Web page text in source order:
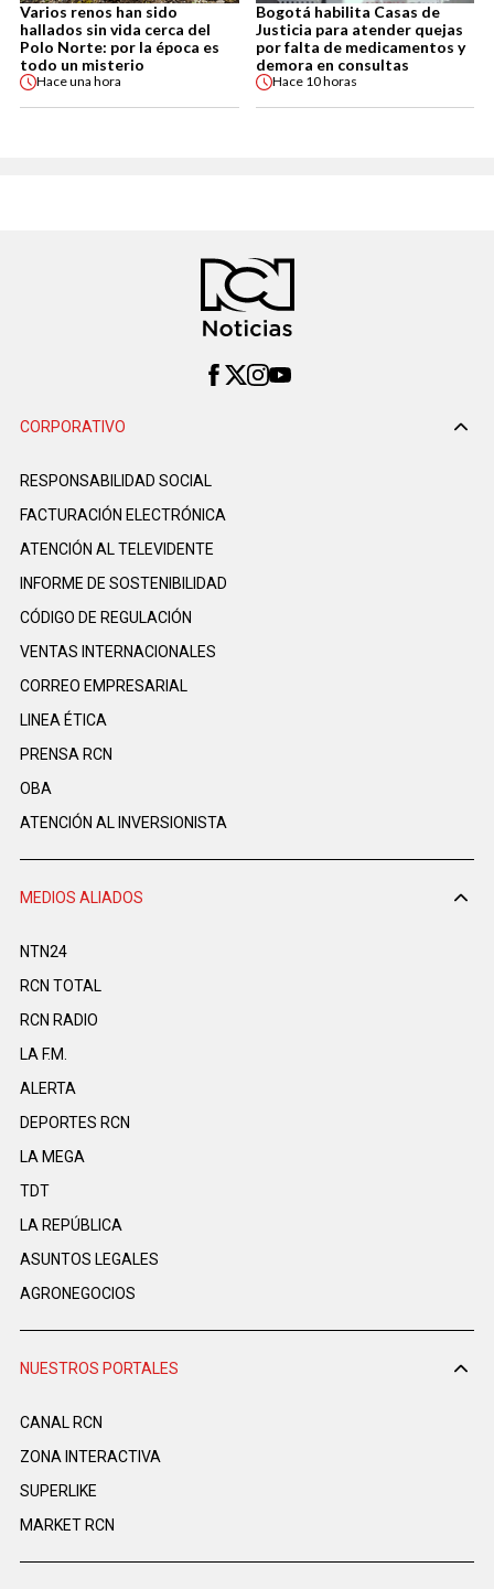
Varios renos han sido
hallados sin vida cerca del
Polo Norte: por la época es
todo un misterio
Haceuna hora
Bogotá habilita Casas de
Justicia para atender quejas
por falta de medicamentos y
demora en consultas
Hace 10 horas
CORPORATIVO
RESPONSABILIDAD SOCIAL
FACTURACIÓN ELECTRÓNICA
ATENCIÓN AL TELEVIDENTE
INFORME DE SOSTENIBILIDAD
CÓDIGO DE REGULACIÓN
VENTAS INTERNACIONALES
CORREO EMPRESARIAL
LINEA ÉTICA
PRENSA RCN
OBA
ATENCIÓN AL INVERSIONISTA
MEDIOS ALIADOS
NTN24
RCN TOTAL
RCN RADIO
LA F.M.
ALERTA
DEPORTES RCN
LA MEGA
TDT
LA REPÚBLICA
ASUNTOS LEGALES
AGRONEGOCIOS
NUESTROS PORTALES
CANAL RCN
ZONA INTERACTIVA
SUPERLIKE
MARKET RCN